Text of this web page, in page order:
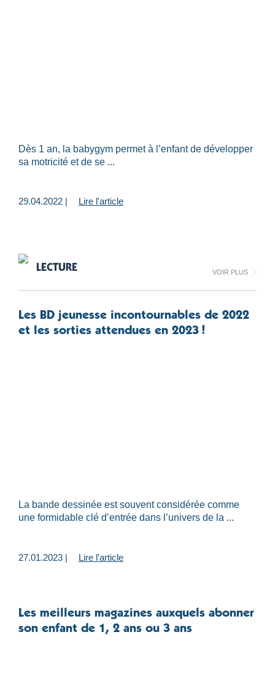
Dès 1 an, la babygym permet à l’enfant de développer
sa motricité et de se ...
29.04.2022 | Lire l'article
LECTURE Voir plus
Les BD jeunesse incontournables de 2022
et les sorties attendues en 2023 !
La bande dessinée est souvent considérée comme
une formidable clé d’entrée dans l’univers de la ...
27.01.2023 | Lire l'article
Les meilleurs magazines auxquels abonner
son enfant de 1, 2 ans ou 3 ans